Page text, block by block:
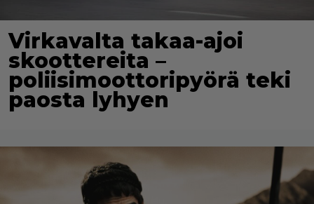
Virkavalta takaa-ajoi
skoottereita –
poliisimoottoripyörä teki
paosta lyhyen